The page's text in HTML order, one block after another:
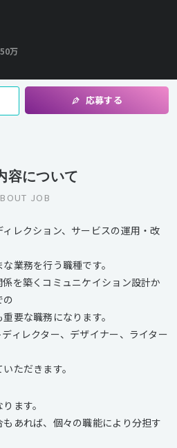
万
応募する
容について
JOB
レクション、サービスの運用・改
業務を行う職種です。
を築くコミュニケイション設計か
要な職務になります。
ィレクター、デザイナー、ライター
ただきます。
ます。
もあれば、個々の職能により分担す